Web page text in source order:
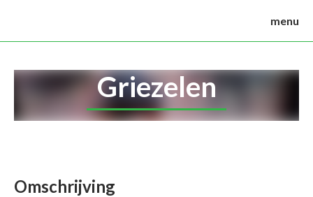
menu
Griezelen
Omschrijving